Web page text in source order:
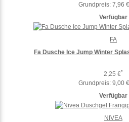
Grundpreis: 7,96
Verfügbar
Fa Dusche Ice Jump Winter
2,25 €*
Grundpreis: 9,00
Verfügbar
FA
NIVEA